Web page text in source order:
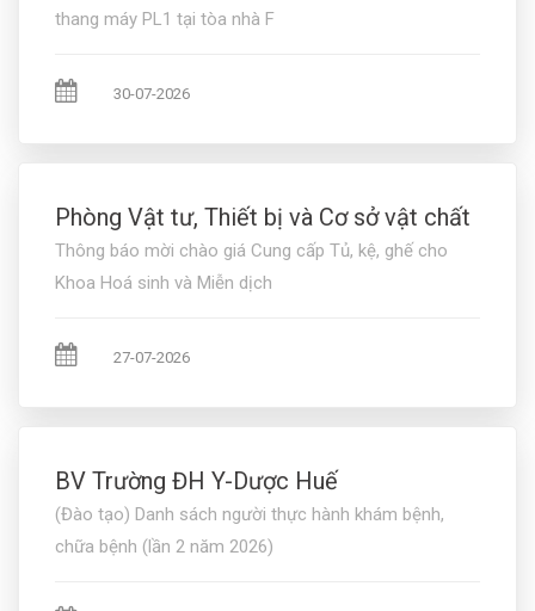
thang máy PL1 tại tòa nhà F
30-07-2026
Phòng Vật tư, Thiết bị và Cơ sở vật chất
Thông báo mời chào giá Cung cấp Tủ, kệ, ghế cho
Khoa Hoá sinh và Miễn dịch
27-07-2026
BV Trường ĐH Y-Dược Huế
(Đào tạo) Danh sách người thực hành khám bệnh,
chữa bệnh (lần 2 năm 2026)